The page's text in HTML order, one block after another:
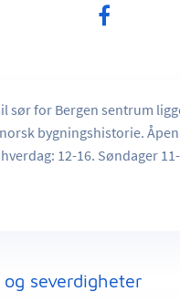
sør for Bergen sentrum
bygningshistorie.
12-16. Søndager
severdigheter